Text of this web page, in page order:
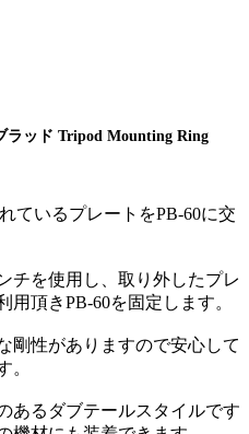
ラッド Tripod Mounting Ring
ているプレートをPB-60に交
チを使用し、取り外したプレ
頂きPB-60を固定します。
剛性がありますので安心して
。
あるダブテールスタイルです